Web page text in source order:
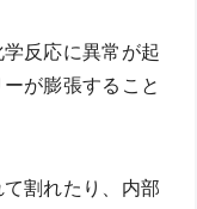
反応に異常が起
が膨張すること
割れたり、内部